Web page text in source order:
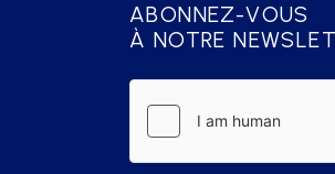
ABONNEZ-VOUS
À NOTRE